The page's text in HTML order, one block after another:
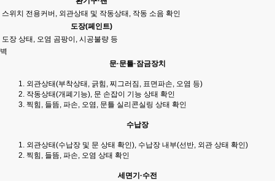
스위치 전용커버, 외관상태 및 작동상태, 작동 소음 확인
도장(페인트)
도장 상태, 오염 곰팡이, 시공불량 등
벽
문·문틀·잠금장치
외관상태(부착상태, 긁힘, 찌그러짐, 표면파손, 오염 등)
작동상태(개폐기능), 문 손잡이 기능 상태 확인
찍힘, 들뜸, 파손, 오염, 문틀 실리콘실링 상태 확인
수납장
외관상태(수납장 및 문 상태 확인), 수납장 내부(선반, 외관 상태 확인)
찍힘, 들뜸, 파손, 오염 상태 확인
세면기·수전